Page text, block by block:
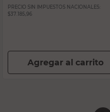
PRECIO SIN IMPUESTOS NACIONALES:
$37.185,96
Agregar al carrito